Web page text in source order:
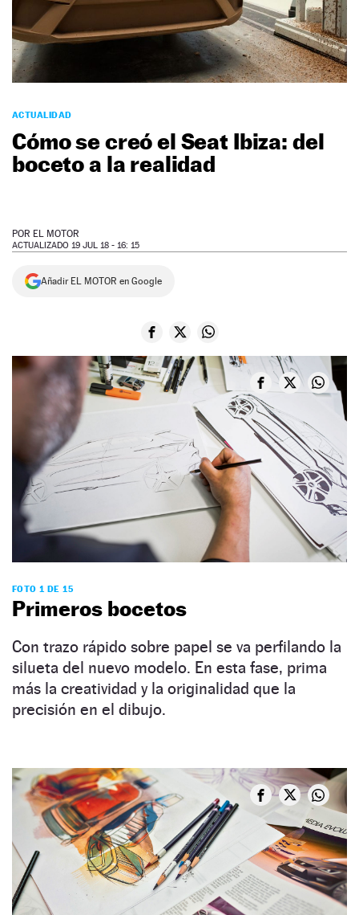
NEWSLETTER
SÍGUENOS
ACTUALIDAD
Cómo se creó el Seat Ibiza: del
boceto a la realidad
POR EL MOTOR
ACTUALIZADO 19 JUL 18 - 16: 15
Añadir EL MOTOR en Google
FOTO 1 DE 15
Primeros bocetos
Con trazo rápido sobre papel se va perfilando la
silueta del nuevo modelo. En esta fase, prima
más la creatividad y la originalidad que la
precisión en el dibujo.